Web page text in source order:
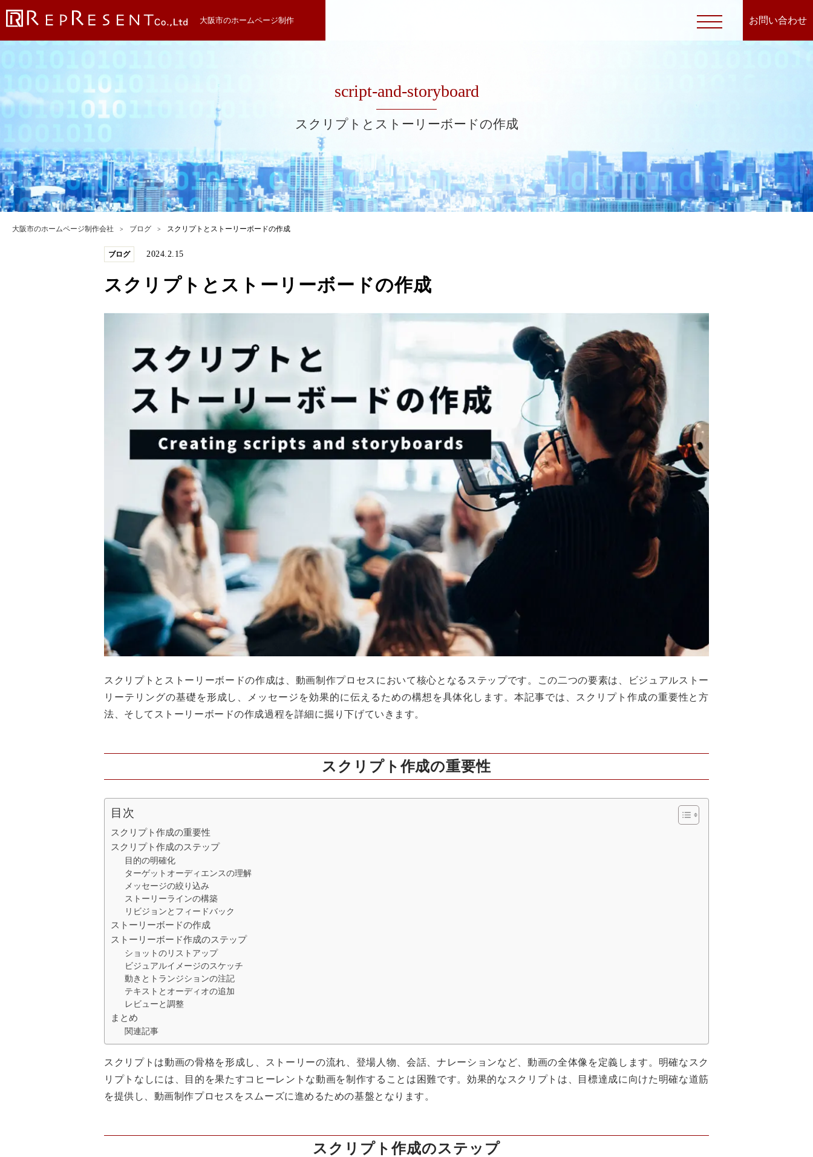
大阪市のホームページ制作 お問い合わせ
script-and-storyboard
スクリプトとストーリーボードの作成
大阪市のホームページ制作会社 ブログ スクリプトとストーリーボードの作成
ブログ 2024.2.15
スクリプトとストーリーボードの作成
スクリプトとストーリーボードの作成は、動画制作プロセスにおいて核心となるステップです。この二つの要素は、ビジュアルストー
リーテリングの基礎を形成し、メッセージを効果的に伝えるための構想を具体化します。本記事では、スクリプト作成の重要性と方
法、そしてストーリーボードの作成過程を詳細に掘り下げていきます。
スクリプト作成の重要性
目次
スクリプト作成の重要性
スクリプト作成のステップ
目的の明確化
ターゲットオーディエンスの理解
メッセージの絞り込み
ストーリーラインの構築
リビジョンとフィードバック
ストーリーボードの作成
ストーリーボード作成のステップ
ショットのリストアップ
ビジュアルイメージのスケッチ
動きとトランジションの注記
テキストとオーディオの追加
レビューと調整
まとめ
関連記事
スクリプトは動画の骨格を形成し、ストーリーの流れ、登場人物、会話、ナレーションなど、動画の全体像を定義します。明確なスク
リプトなしには、目的を果たすコヒーレントな動画を制作することは困難です。効果的なスクリプトは、目標達成に向けた明確な道筋
を提供し、動画制作プロセスをスムーズに進めるための基盤となります。
スクリプト作成のステップ